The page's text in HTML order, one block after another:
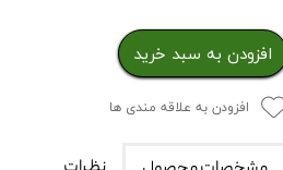
افزودن به سبد خرید
افزودن به علاقه مندی ها